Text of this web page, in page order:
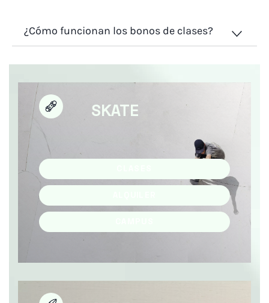
¿Cómo funcionan los bonos de clases?
SKATE